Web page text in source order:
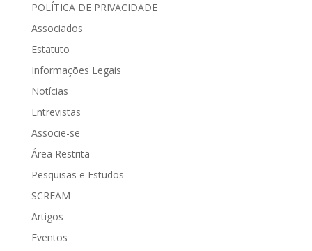
POLÍTICA DE PRIVACIDADE
Associados
Estatuto
Informações Legais
Notícias
Entrevistas
Associe-se
Área Restrita
Pesquisas e Estudos
SCREAM
Artigos
Eventos